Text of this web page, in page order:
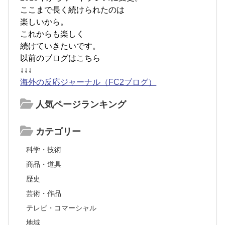
ここまで長く続けられたのは
楽しいから。
これからも楽しく
続けていきたいです。
以前のブログはこちら
↓↓↓
海外の反応ジャーナル（FC2ブログ）
人気ページランキング
カテゴリー
科学・技術
商品・道具
歴史
芸術・作品
テレビ・コマーシャル
地域